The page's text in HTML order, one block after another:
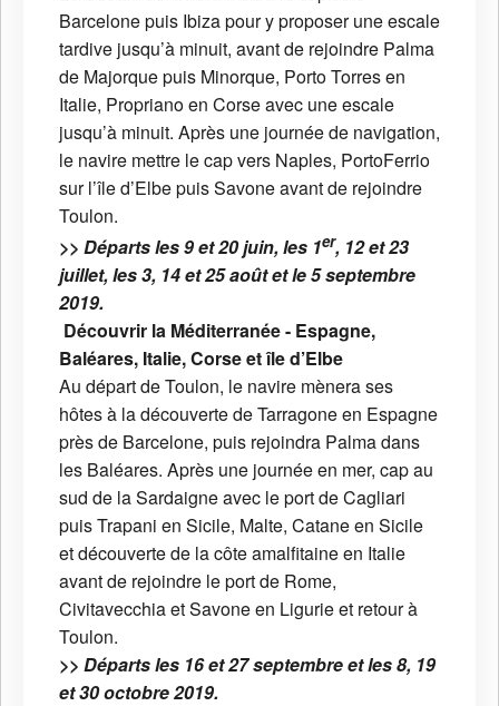
Barcelone puis Ibiza pour y proposer une escale
tardive jusqu’à minuit, avant de rejoindre Palma
de Majorque puis Minorque, Porto Torres en
Italie, Propriano en Corse avec une escale
jusqu’à minuit. Après une journée de navigation,
le navire mettre le cap vers Naples, PortoFerrio
sur l’île d’Elbe puis Savone avant de rejoindre
Toulon.
>> Départs les 9 et 20 juin, les 1er, 12 et 23
juillet, les 3, 14 et 25 août et le 5 septembre
2019.
Découvrir la Méditerranée - Espagne,
Baléares, Italie, Corse et île d’Elbe
Au départ de Toulon, le navire mènera ses
hôtes à la découverte de Tarragone en Espagne
près de Barcelone, puis rejoindra Palma dans
les Baléares. Après une journée en mer, cap au
sud de la Sardaigne avec le port de Cagliari
puis Trapani en Sicile, Malte, Catane en Sicile
et découverte de la côte amalfitaine en Italie
avant de rejoindre le port de Rome,
Civitavecchia et Savone en Ligurie et retour à
Toulon.
>> Départs les 16 et 27 septembre et les 8, 19
et 30 octobre 2019.